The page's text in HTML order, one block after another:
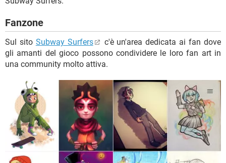
Fanzone
Sul sito Subway Surfers
c'è un'area dedicata ai fan dove
gli amanti del gioco possono condividere le loro fan art in
una community molto attiva.